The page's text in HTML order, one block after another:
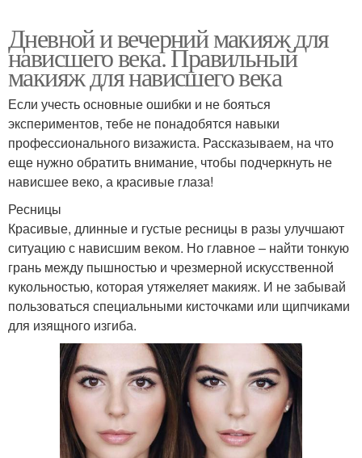
Дневной и вечерний макияж для
нависшего века. Правильный
макияж для нависшего века
Если учесть основные ошибки и не бояться
экспериментов, тебе не понадобятся навыки
профессионального визажиста. Рассказываем, на что
еще нужно обратить внимание, чтобы подчеркнуть не
нависшее веко, а красивые глаза!
Ресницы
Красивые, длинные и густые ресницы в разы улучшают
ситуацию с нависшим веком. Но главное – найти тонкую
грань между пышностью и чрезмерной искусственной
кукольностью, которая утяжеляет макияж. И не забывай
пользоваться специальными кисточками или щипчиками
для изящного изгиба.